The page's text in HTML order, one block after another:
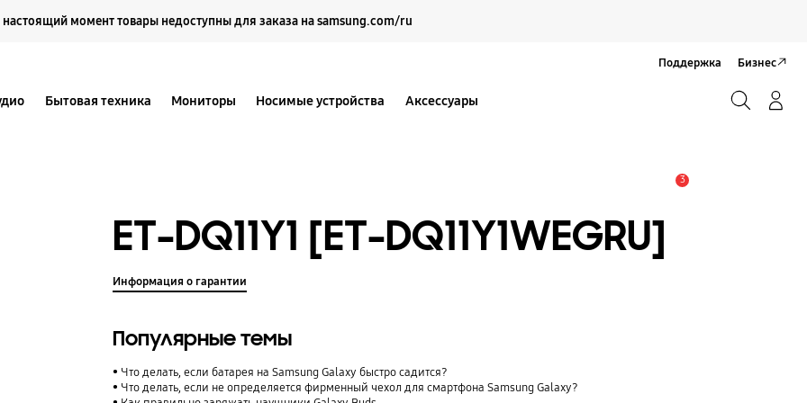
настоящий момент товары недоступны для заказа на samsung.com/ru
Бытовая техника Мониторы Носимые устройства Аксессуары
Поддержка Бизнес
3
ET-DQ11Y1 [ET-DQ11Y1WEGRU]
Информация о гарантии
Популярные темы
Что делать, если батарея на Samsung Galaxy быстро садится?
Что делать, если не определяется фирменный чехол для смартфона Samsung Galaxy?